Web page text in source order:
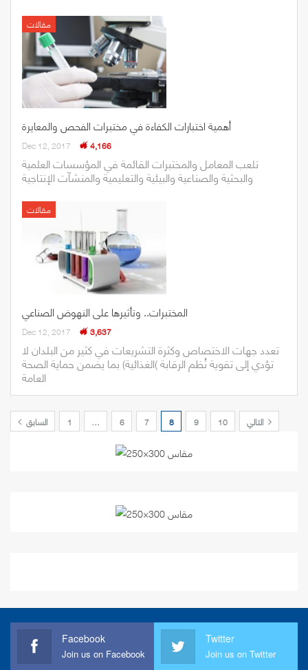
مقالات
أهمية اختبارات الكفاءة في مختبرات الفحص والمعايرة
Dec 12, 2017 4,166
تلعب المعامل والمختبرات القائمة في المؤسسات العلمية
والبحثية والصناعية والبيئية والتعليمية والمنشآت اﻹنتاجية
مقالات
المختبرات.. وتأثيرها على النهوض الصناعي
Dec 12, 2017 3,637
تعدد جهات الاختصاص وكثرة التشريعات في كثير من البلدان لا
تؤدي إلى تقوية نُظم الرقابة )الغذائية) بما يضمن حماية الصحة
العامة
السابق 1 … 6 7 8 9 10
Facebook
Join us on Facebook
Twitter
Join us on Twitter